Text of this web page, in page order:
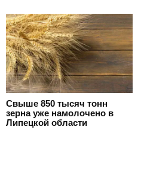
Свыше 850 тысяч тонн
зерна уже намолочено в
Липецкой области